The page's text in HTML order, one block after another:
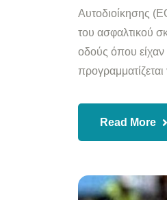
Αυτοδιοίκησης
του ασφαλτικού
οδούς όπου
Read More